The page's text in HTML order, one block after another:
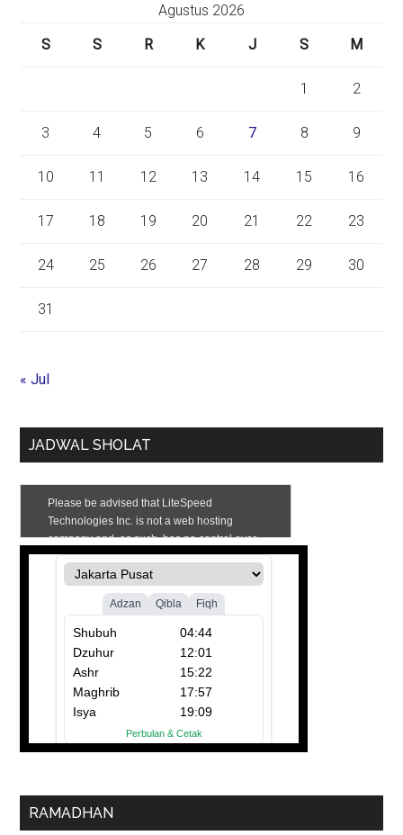
Agustus 2026
S
S R K J S M
1 2
3 4 5 6 7 8 9
10 11 12 13 14 15 16
17 18 19 20 21 22 23
24 25 26 27 28 29 30
31
« Jul
JADWAL SHOLAT
RAMADHAN